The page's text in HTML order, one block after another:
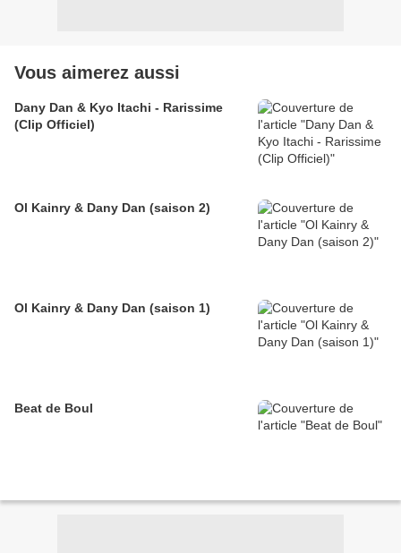
Vous aimerez aussi
Dany Dan & Kyo Itachi - Rarissime
(Clip Officiel)
Ol Kainry & Dany Dan (saison 2)
Ol Kainry & Dany Dan (saison 1)
Beat de Boul